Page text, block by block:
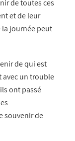
de toutes ces
et de leur
la journée peut
de qui est
avec un trouble
ont passé
souvenir de